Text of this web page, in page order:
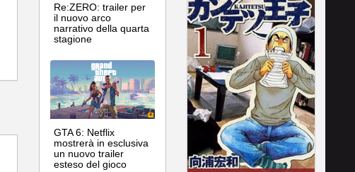
Re:ZERO: trailer per
il nuovo arco
narrativo della quarta
stagione
GTA 6: Netflix
mostrerà in esclusiva
un nuovo trailer
esteso del gioco